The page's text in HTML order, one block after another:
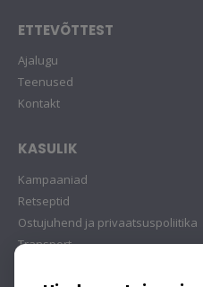
ETTEVÕTTEST
Ajalugu
Teenused
Kontakt
KASULIK
Kampaaniad
Retseptid
Ostujuhend ja privaatsuspoliitika
Transport